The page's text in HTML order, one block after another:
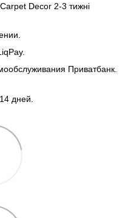
Decor 2-3 тижні
Приватбанк.
дней.